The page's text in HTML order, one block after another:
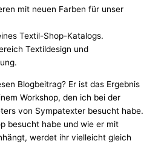
mit neuen Farben für unser
Textil-Shop-Katalogs.
Textildesign und
Blogbeitrag? Er ist das Ergebnis
Workshop, den ich bei der
von Sympatexter besucht habe.
besucht habe und wie er mit
werdet ihr vielleicht gleich